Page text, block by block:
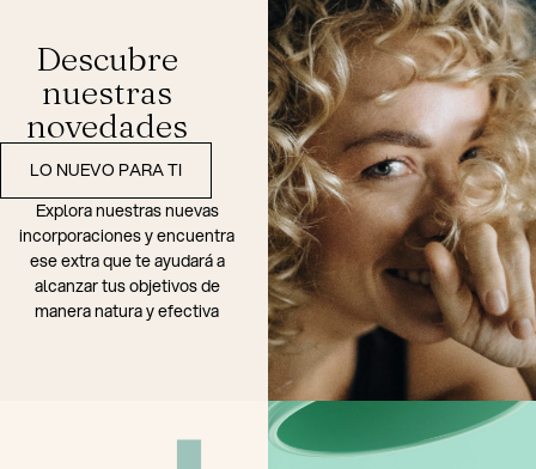
Descubre
nuestras
novedades
LO NUEVO PARA TI
Explora nuestras nuevas
incorporaciones y encuentra
ese extra que te ayudará a
alcanzar tus objetivos de
manera natura y efectiva